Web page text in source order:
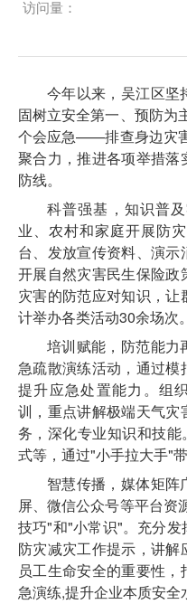
访问量：
今年以来，吴江区坚
固树立安全第一、预防为
个会应急——排查身边灾
聚合力，推进各项举措
防线。
科普强基 ，知识普
业、农村和家庭开展防
台、发放宣传资料、演示
开展自然灾害民生保险政
灾害的防范应对知识，让
计举办各类活动30余场次。
培训赋能，防范能力
急疏散演练活动，通过模
提升应急处置能力。组织
训，重点讲解极端天气灾
务 ， 深化专业知识和技能
式等，通过"小手拉大手"带
智慧传播 ， 媒体矩阵
屏、微信公众号等平台资
技巧"和"小常识"。充分
防灾减灾工作提示，讲解
员工生命安全的重要性
急演练,提升企业本质安全